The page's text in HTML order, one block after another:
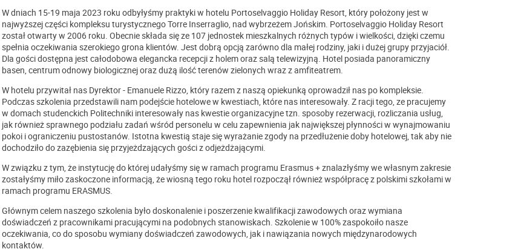
W dniach 15-19 maja 2023 roku odbyłyśmy praktyki w hotelu Portoselvaggio Holiday Resort, który położony jest w
najwyższej części kompleksu turystycznego Torre Inserraglio, nad wybrzeżem Jońskim. Portoselvaggio Holiday Resort
został otwarty w 2006 roku. Obecnie składa się ze 107 jednostek mieszkalnych różnych typów i wielkości, dzięki czemu
spełnia oczekiwania szerokiego grona klientów. Jest dobrą opcją zarówno dla małej rodziny, jaki i dużej grupy przyjaciół.
Dla gości dostępna jest całodobowa elegancka recepcji z holem oraz salą telewizyjną. Hotel posiada panoramiczny
basen, centrum odnowy biologicznej oraz dużą ilość terenów zielonych wraz z amfiteatrem.
W hotelu przywitał nas Dyrektor - Emanuele Rizzo, który razem z naszą opiekunką oprowadził nas po kompleksie.
Podczas szkolenia przedstawili nam podejście hotelowe w kwestiach, które nas interesowały. Z racji tego, ze pracujemy
w domach studenckich Politechniki interesowały nas kwestie organizacyjne tzn. sposoby rezerwacji, rozliczania usług,
jak również sprawnego podziału zadań wśród personelu w celu zapewnienia jak największej płynności w wynajmowaniu
pokoi i ograniczeniu pustostanów. Istotna kwestią staje się wyrażanie zgody na przedłużenie doby hotelowej, tak aby nie
dochodziło do zazębienia się przyjeżdzających gości z odjeżdżającymi.
W związku z tym, że instytucję do której udałyśmy się w ramach programu Erasmus + znalazłyśmy we własnym zakresie
zostałyśmy miło zaskoczone informacją, że wiosną tego roku hotel rozpoczął również współpracę z polskimi szkołami w
ramach programu ERASMUS.
Głównym celem naszego szkolenia było doskonalenie i poszerzenie kwalifikacji zawodowych oraz wymiana
doświadczeń z pracownikami pracującymi na podobnych stanowiskach. Szkolenie w 100% zaspokoiło nasze
oczekiwania, co do sposobu wymiany doświadczeń zawodowych, jak i nawiązania nowych międzynarodowych
kontaktów.